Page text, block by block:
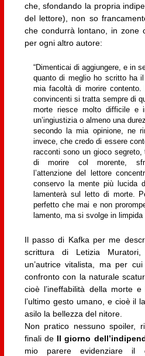
che, sfondando la propria
del lettore), non so
che condurrà lontano, in zone
per ogni altro autore:
“Dimenticai di aggiungere, e in
quanto di meglio ho scritto ha
mia facoltà di morire
convincenti si tratta sempre di
morte riesce molto difficile e
un’ingiustizia o almeno una
secondo la mia opinione, ne
invece, che credo di essere
racconti sono un gioco
di morire col morente,
l’attenzione del lettore
conservo la mente più lucida
lamenterà sul letto di morte.
perfetto che mai e non
lamento, ma si svolge in limpida
Il passo di Kafka per me
scrittura di Letizia
un’autrice vitalista, ma per
confronto con la naturale
cioè l’ineffabilità della morte
l’ultimo gesto umano, e cioè il
asilo la bellezza del nitore.
Non pratico nessuno spoiler,
finali de Il giorno
mio parere evidenziare il